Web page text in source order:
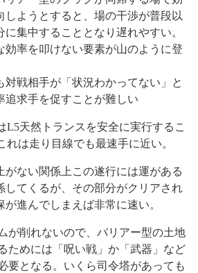
しようとすると、場の干渉が普段以
に集中することとなり遅れやすい。
効率を叩けない要素が山のように登
対戦相手が「状況わかってない」と
追求手を促すことが難しい
L5天然トランスを安全に実行するこ
れは走り目線でも最速手に近い。
がない関係上この遂行には運がある
してくるが、その部分がクリアされ
が進んでしまえば非常に速い。
が削れないので、バリアー型の土地
ためには「呪い戦」か「武器」など
要となる。いくら司令塔があっても